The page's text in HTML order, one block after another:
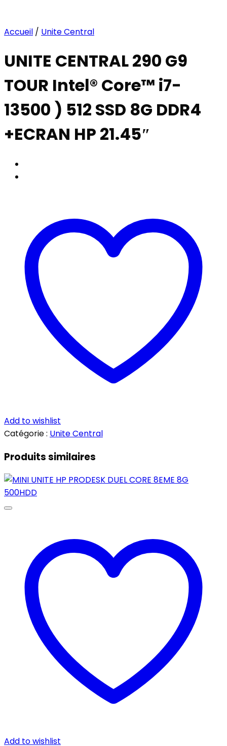
Accueil / Unite Central
UNITE CENTRAL 290 G9
TOUR Intel® Core™ i7-
13500 ) 512 SSD 8G DDR4
+ECRAN HP 21.45″
Add to wishlist
Catégorie : Unite Central
Produits similaires
Add to wishlist